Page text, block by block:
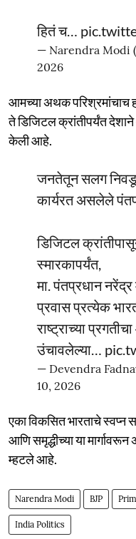
हितं च…
— Narendra Modi
2026
आमच्या अथक परिश्रमांचाच
ते डिजिटल क्रांतीपर्यंत
केली आहे.
जनतेतून सलग
कार्यरत असलेले
डिजिटल
स्मारकापर्यंत,
मा. पंतप्रधान नरेंद्र
प्रवास प्रत्येक
राष्ट्राच्या
उंचावलेल्या…
— Devendra
10, 2026
एका विकसित भारताचे स्वप्न
आणि समृद्धीच्या या
म्हटले आहे.
Narendra Modi BJP
India Politics